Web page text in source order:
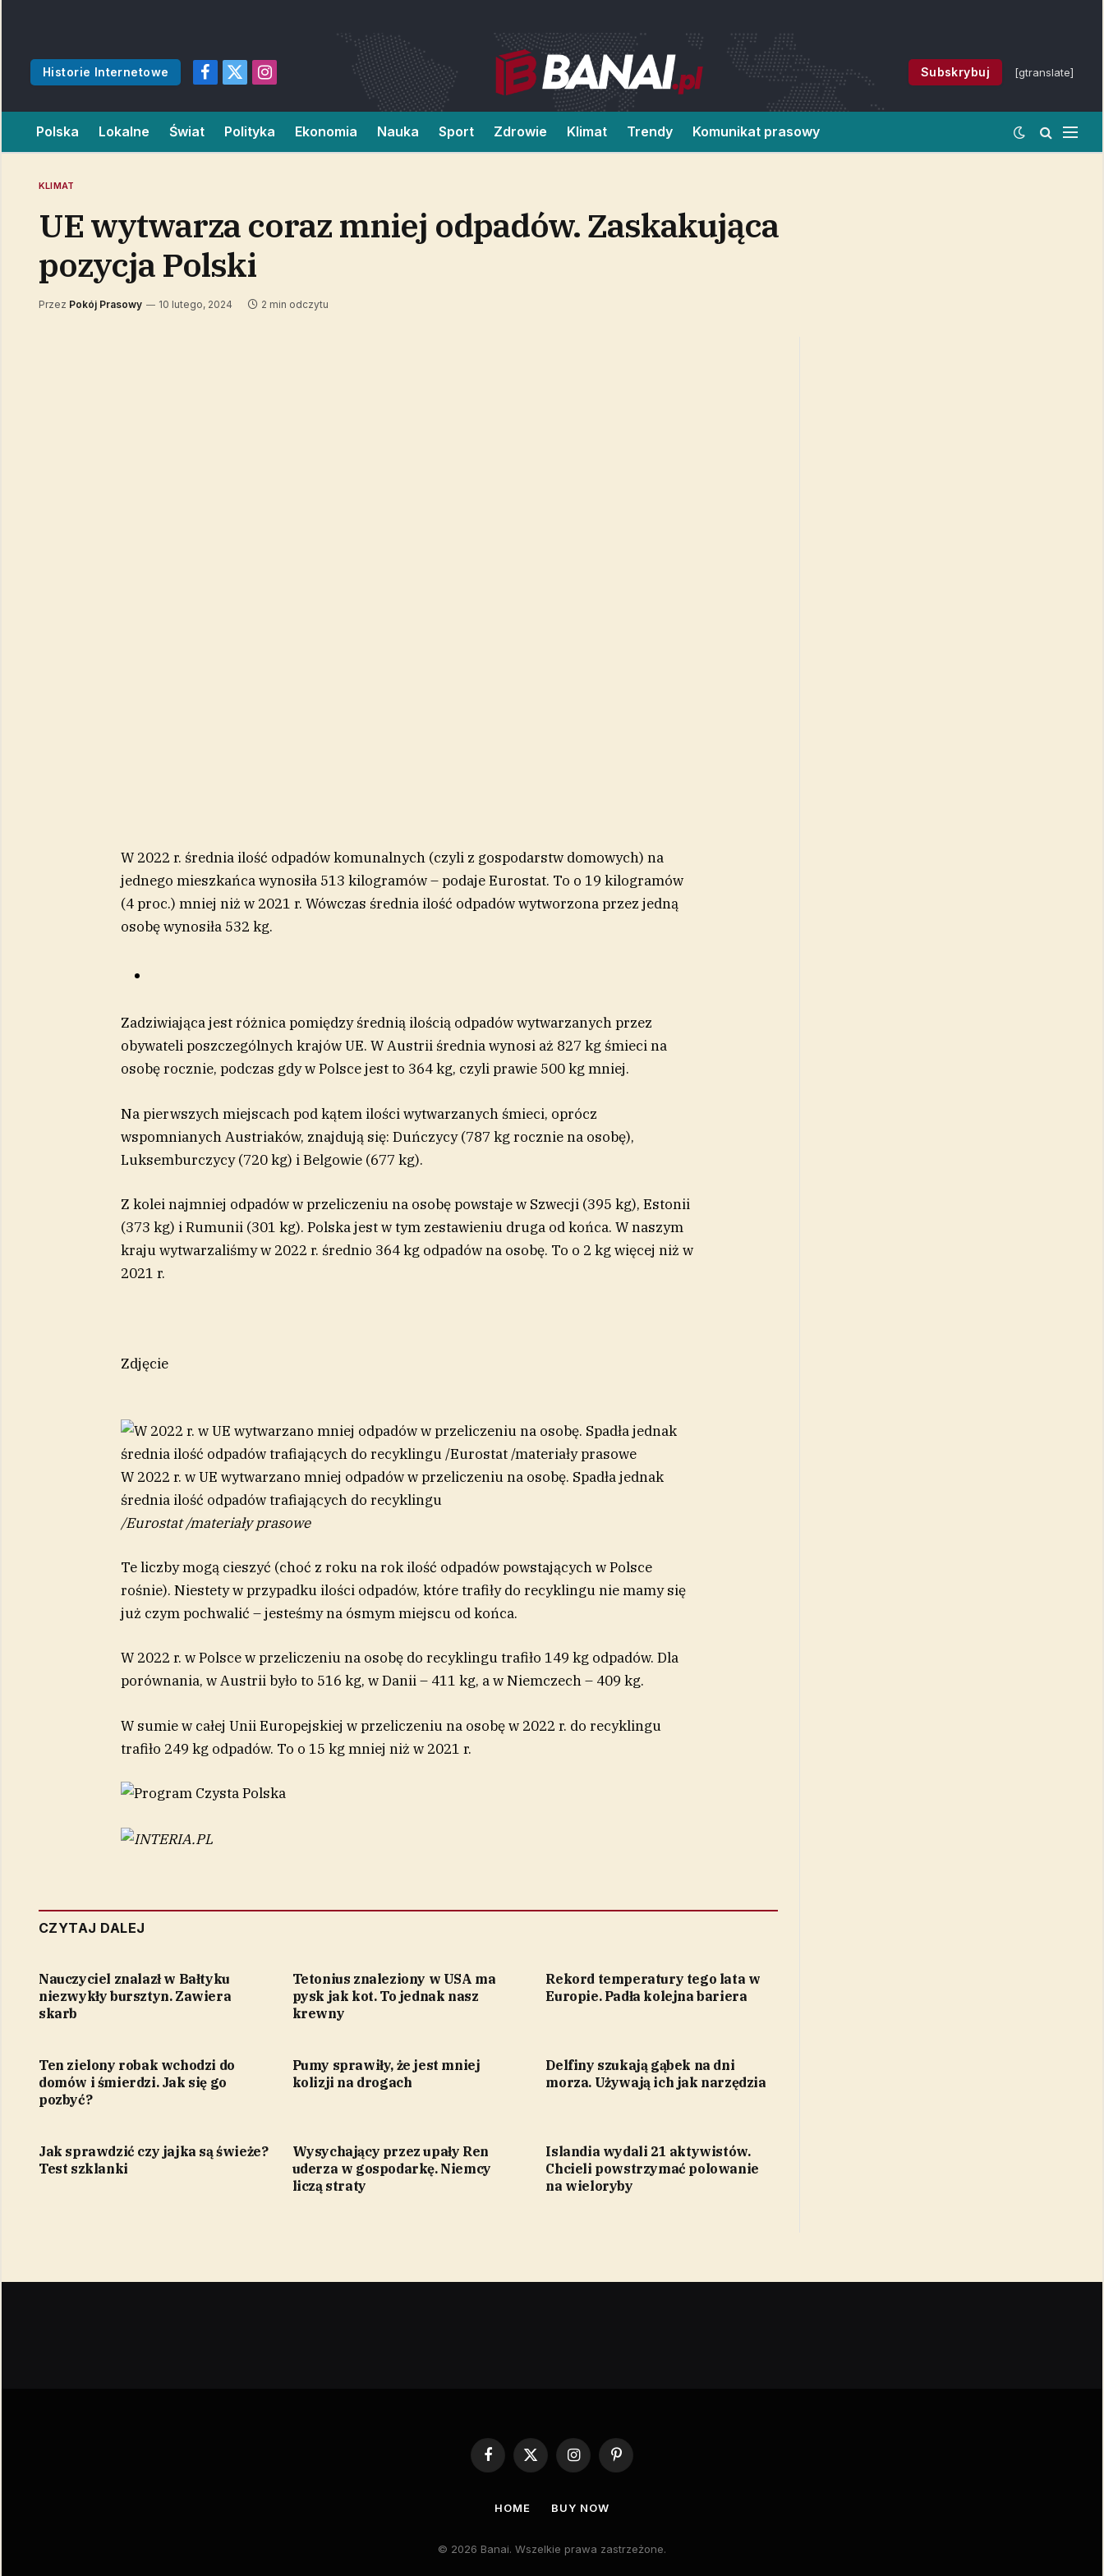
Historie Internetowe
Facebook
X
Instagram
Subskrybuj [gtranslate]
Polska Lokalne Świat Polityka Ekonomia Nauka Sport Zdrowie Klimat Trendy Komunikat prasowy
KLIMAT
UE wytwarza coraz mniej odpadów. Zaskakująca
pozycja Polski
Przez Pokój Prasowy 10 lutego, 2024 2 min odczytu
W 2022 r. średnia ilość odpadów komunalnych (czyli z gospodarstw domowych) na
jednego mieszkańca wynosiła 513 kilogramów – podaje Eurostat. To o 19 kilogramów
(4 proc.) mniej niż w 2021 r. Wówczas średnia ilość odpadów wytworzona przez jedną
osobę wynosiła 532 kg.
Zadziwiająca jest różnica pomiędzy średnią ilością odpadów wytwarzanych przez
obywateli poszczególnych krajów UE. W Austrii średnia wynosi aż 827 kg śmieci na
osobę rocznie, podczas gdy w Polsce jest to 364 kg, czyli prawie 500 kg mniej.
Na pierwszych miejscach pod kątem ilości wytwarzanych śmieci, oprócz
wspomnianych Austriaków, znajdują się: Duńczycy (787 kg rocznie na osobę),
Luksemburczycy (720 kg) i Belgowie (677 kg).
Z kolei najmniej odpadów w przeliczeniu na osobę powstaje w Szwecji (395 kg), Estonii
(373 kg) i Rumunii (301 kg). Polska jest w tym zestawieniu druga od końca. W naszym
kraju wytwarzaliśmy w 2022 r. średnio 364 kg odpadów na osobę. To o 2 kg więcej niż w
2021 r.
Zdjęcie
W 2022 r. w UE wytwarzano mniej odpadów w przeliczeniu na osobę. Spadła jednak
średnia ilość odpadów trafiających do recyklingu
/Eurostat/materiały prasowe
Te liczby mogą cieszyć (choć z roku na rok ilość odpadów powstających w Polsce
rośnie). Niestety w przypadku ilości odpadów, które trafiły do recyklingu nie mamy się
już czym pochwalić – jesteśmy na ósmym miejscu od końca.
W 2022 r. w Polsce w przeliczeniu na osobę do recyklingu trafiło 149 kg odpadów. Dla
porównania, w Austrii było to 516 kg, w Danii – 411 kg, a w Niemczech – 409 kg.
W sumie w całej Unii Europejskiej w przeliczeniu na osobę w 2022 r. do recyklingu
trafiło 249 kg odpadów. To o 15 kg mniej niż w 2021 r.
CZYTAJ DALEJ
Nauczyciel znalazł w Bałtyku
niezwykły bursztyn. Zawiera
skarb
Tetonius znaleziony w USA ma
pysk jak kot. To jednak nasz
krewny
Rekord temperatury tego lata w
Europie. Padła kolejna bariera
Ten zielony robak wchodzi do
domów i śmierdzi. Jak się go
pozbyć?
Pumy sprawiły, że jest mniej
kolizji na drogach
Delfiny szukają gąbek na dni
morza. Używają ich jak narzędzia
Jak sprawdzić czy jajka są świeże?
Test szklanki
Wysychający przez upały Ren
uderza w gospodarkę. Niemcy
liczą straty
Islandia wydali 21 aktywistów.
Chcieli powstrzymać polowanie
na wieloryby
Facebook
X
(Twitter)
InstagramPinterest
HOME BUY NOW
© 2026 Banai. Wszelkie prawa zastrzeżone.